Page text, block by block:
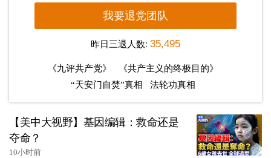
我要退党团队
昨日三退人数: 35,495
《九评共产党》
《共产主义的终极目的》
“天安门自焚”真相
法轮功真相
【美中大视野】基因编辑：救命还是
夺命？
10小时前